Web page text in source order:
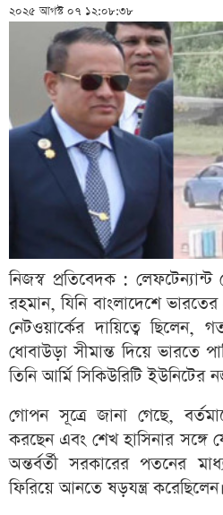
২০২৫ আগস্ট ০৭ ১২:০৮:৩৮
নিজস্ব প্রতিবেদক :
রহমান, যিনি বাংলাদেশে
নেটওয়ার্কের দায়িত্বে
ধোবাউড়া সীমান্ত দিয়ে ভারতে
তিনি আর্মি সিকিউরিটি ইউনিটের
গোপন সূত্রে জানা গেছে,
করছেন এবং শেখ হাসিনার সঙ্গে
অন্তর্বর্তী সরকারের পতনের
ফিরিয়ে আনতে ষড়যন্ত্র করেছিলেন।